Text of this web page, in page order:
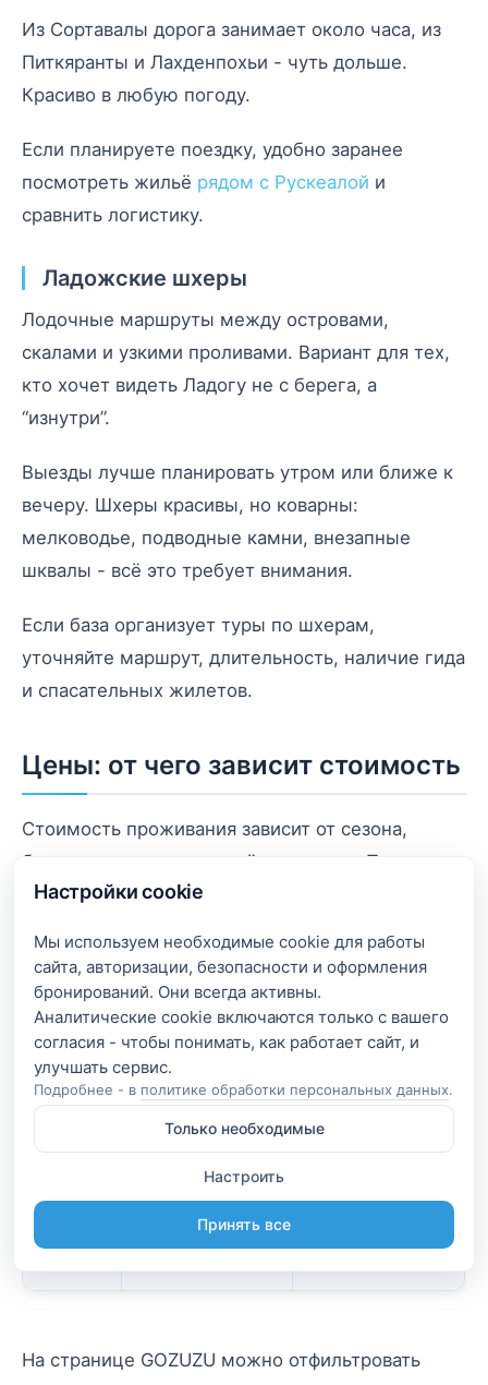
Настройки cookie
Мы используем необходимые cookie для работы
сайта, авторизации, безопасности и оформления
бронирований. Они всегда активны.
Аналитические cookie включаются только с вашего
согласия - чтобы понимать, как работает сайт, и
Подробнее - в политике обработки персональных данных.
Только необходимые
Настроить
Принять все
Из Сортавалы дорога занимает около часа, из
Питкяранты и Лахденпохьи - чуть дольше.
Красиво в любую погоду.
Если планируете поездку, удобно заранее
посмотреть жильё рядом с Рускеалой и
сравнить логистику.
Ладожские шхеры
Лодочные маршруты между островами,
скалами и узкими проливами. Вариант для тех,
кто хочет видеть Ладогу не с берега, а
“изнутри”.
Выезды лучше планировать утром или ближе к
вечеру. Шхеры красивы, но коварны:
мелководье, подводные камни, внезапные
шквалы - всё это требует внимания.
Если база организует туры по шхерам,
уточняйте маршрут, длительность, наличие гида
и спасательных жилетов.
Цены: от чего зависит стоимость
Стоимость проживания зависит от сезона,
близости к воде и включённых услуг. Первая
линия почти всегда дороже, особенно летом.
Сезон
Домик 2–4
чел., ₽/сутки
Домик 6–8
чел., ₽/сутки
/
осень
9000 – 20000
8000 – 17000
30000
На странице GOZUZU можно отфильтровать